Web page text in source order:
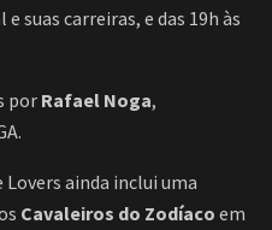
suas carreiras, e das 19h às
por Rafael Noga,
ainda inclui uma
Cavaleiros do Zodíaco em